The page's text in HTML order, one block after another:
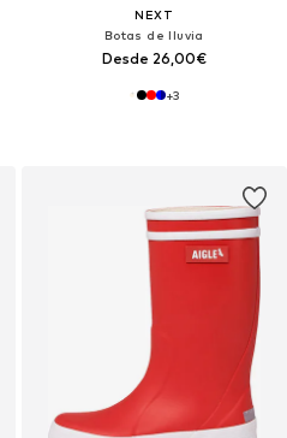
NEXT
Botas de lluvia
Desde 26,00€
+3